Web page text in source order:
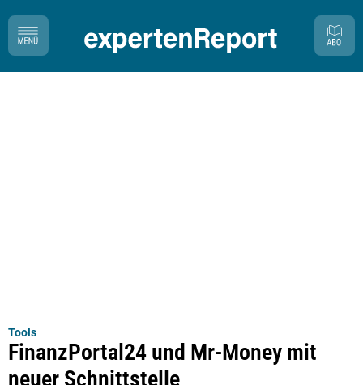
Tools
FinanzPortal24 und Mr-Money mit
neuer Schnittstelle